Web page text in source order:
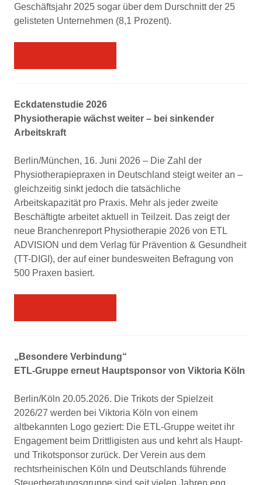
Geschäftsjahr 2025 sogar über dem Durschnitt der 25
gelisteten Unternehmen (8,1 Prozent).
Eckdatenstudie 2026
Physiotherapie wächst weiter – bei sinkender
Arbeitskraft
Berlin/München, 16. Juni 2026 – Die Zahl der
Physiotherapiepraxen in Deutschland steigt weiter an –
gleichzeitig sinkt jedoch die tatsächliche
Arbeitskapazität pro Praxis. Mehr als jeder zweite
Beschäftigte arbeitet aktuell in Teilzeit. Das zeigt der
neue Branchenreport Physiotherapie 2026 von ETL
ADVISION und dem Verlag für Prävention & Gesundheit
(TT-DIGI), der auf einer bundesweiten Befragung von
500 Praxen basiert.
„Besondere Verbindung“
ETL-Gruppe erneut Hauptsponsor von Viktoria Köln
Berlin/Köln 20.05.2026. Die Trikots der Spielzeit
2026/27 werden bei Viktoria Köln von einem
altbekannten Logo geziert: Die ETL-Gruppe weitet ihr
Engagement beim Drittligisten aus und kehrt als Haupt-
und Trikotsponsor zurück. Der Verein aus dem
rechtsrheinischen Köln und Deutschlands führende
Steuerberatungsgruppe sind seit vielen Jahren eng